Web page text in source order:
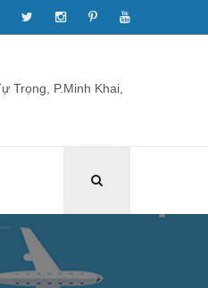
Trọng, P.Minh Khai,